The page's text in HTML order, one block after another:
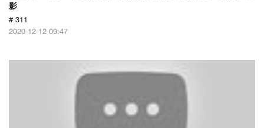
影
# 311
2020-12-12 09:47